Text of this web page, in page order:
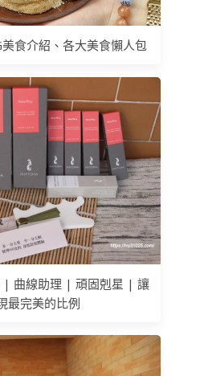
食介紹、各大美食懶人包
| 曲線助理 | 頑固剋星 | 讓
最完美的比例